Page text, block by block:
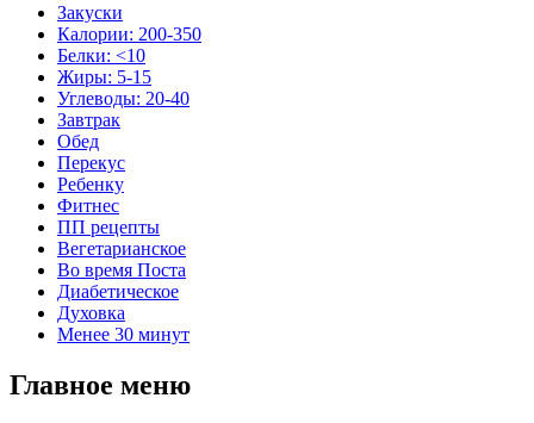
Закуски
Калории: 200-350
Белки: <10
Жиры: 5-15
Углеводы: 20-40
Завтрак
Обед
Перекус
Ребенку
Фитнес
ПП рецепты
Вегетарианское
Во время Поста
Диабетическое
Духовка
Менее 30 минут
Главное меню